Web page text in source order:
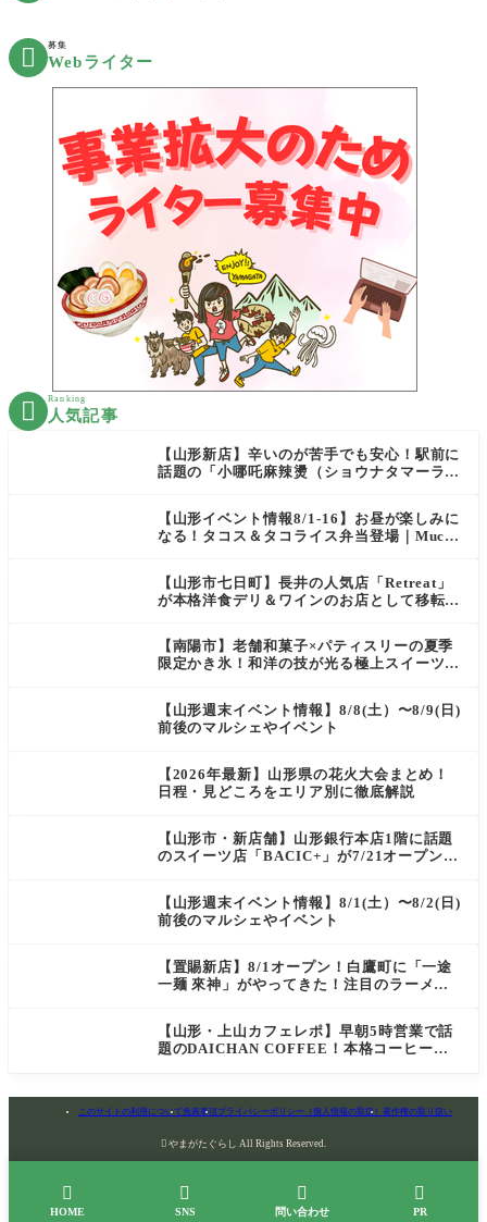
 募集
Webライター
 Ranking
人気記事
【山形新店】辛いのが苦手でも安心！駅前に
話題の「小哪吒麻辣燙（ショウナタマーラー
【山形イベント情報8/1-16】お昼が楽しみに
なる！タコス＆タコライス弁当登場｜Mucha
【山形市七日町】長井の人気店「Retreat」
が本格洋食デリ＆ワインのお店として移転オ
【南陽市】老舗和菓子×パティスリーの夏季
限定かき氷！和洋の技が光る極上スイーツ｜
【山形週末イベント情報】8/8(土）〜8/9(日)
前後のマルシェやイベント
【2026年最新】山形県の花火大会まとめ！
日程・見どころをエリア別に徹底解説
【山形市・新店舗】山形銀行本店1階に話題
のスイーツ店「BACIC+」が7/21オープン！
【山形週末イベント情報】8/1(土）〜8/2(日)
前後のマルシェやイベント
【置賜新店】8/1オープン！白鷹町に「一途
一麺 來神」がやってきた！注目のラーメン
【山形・上山カフェレポ】早朝5時営業で話
題のDAICHAN COFFEE！本格コーヒーを
このサイトの利用について免責事項プライバシーポリシー（個人情報の取扱） 著作権の取り扱い
 やまがたぐらし All Rights Reserved.

HOME

SNS

問い合わせ

PR